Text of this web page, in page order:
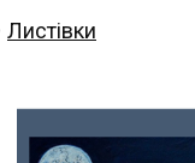
Листівки